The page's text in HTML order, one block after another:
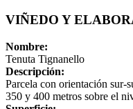
VIÑEDO Y
Nombre:
Tenuta Tignanello
Descripción:
Parcela con orientación sur-
350 y 400 metros sobre el